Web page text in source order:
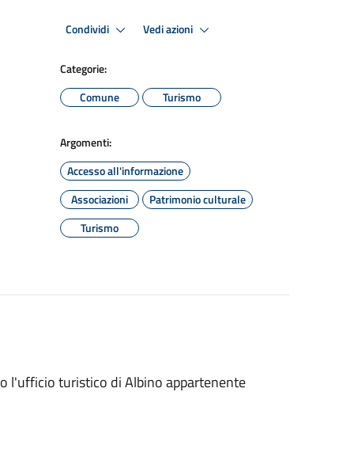
Condividi Vedi azioni
Categorie:
Comune
Turismo
Argomenti:
Accesso all'informazione
Associazioni
Patrimonio culturale
Turismo
l'ufficio turistico di Albino appartenente